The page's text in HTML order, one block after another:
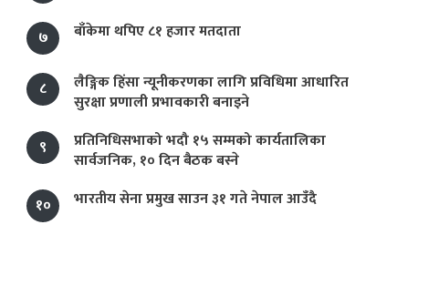
७ बाँकेमा थपिए ८१ हजार मतदाता
८
लैङ्गिक हिंसा न्यूनीकरणका लागि प्रविधिमा आधारित
सुरक्षा प्रणाली प्रभावकारी बनाइने
९
प्रतिनिधिसभाको भदौ १५ सम्मको कार्यतालिका
सार्वजनिक, १० दिन बैठक बस्ने
१०
भारतीय सेना प्रमुख साउन ३१ गते नेपाल आउँदै